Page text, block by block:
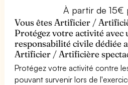
À partir de 15€
Vous êtes Artificier /
Protégez votre activité avec
responsabilité civile dédiée
Artificier / Artificière
Protégez votre activité contre
pouvant survenir lors de